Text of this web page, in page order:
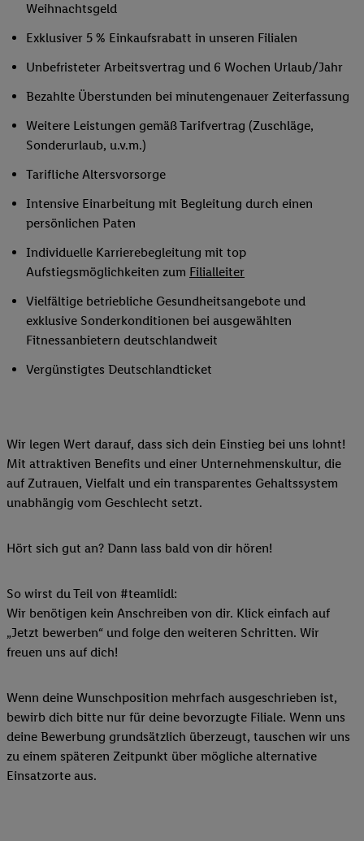
Weihnachtsgeld
Exklusiver 5 % Einkaufsrabatt in unseren Filialen
Unbefristeter Arbeitsvertrag und 6 Wochen Urlaub/Jahr
Bezahlte Überstunden bei minutengenauer Zeiterfassung
Weitere Leistungen gemäß Tarifvertrag (Zuschläge,
Sonderurlaub, u.v.m.)
Tarifliche Altersvorsorge
Intensive Einarbeitung mit Begleitung durch einen
persönlichen Paten
Individuelle Karrierebegleitung mit top
Aufstiegsmöglichkeiten zum Filialleiter
Vielfältige betriebliche Gesundheitsangebote und
exklusive Sonderkonditionen bei ausgewählten
Fitnessanbietern deutschlandweit
Vergünstigtes Deutschlandticket
Wir legen Wert darauf, dass sich dein Einstieg bei uns lohnt!
Mit attraktiven Benefits und einer Unternehmenskultur, die
auf Zutrauen, Vielfalt und ein transparentes Gehaltssystem
unabhängig vom Geschlecht setzt.
Hört sich gut an? Dann lass bald von dir hören!
So wirst du Teil von #teamlidl:
Wir benötigen kein Anschreiben von dir. Klick einfach auf
„Jetzt bewerben“ und folge den weiteren Schritten. Wir
freuen uns auf dich!
Wenn deine Wunschposition mehrfach ausgeschrieben ist,
bewirb dich bitte nur für deine bevorzugte Filiale. Wenn uns
deine Bewerbung grundsätzlich überzeugt, tauschen wir uns
zu einem späteren Zeitpunkt über mögliche alternative
Einsatzorte aus.